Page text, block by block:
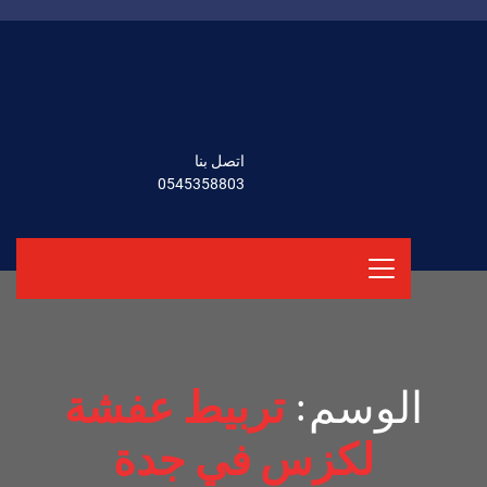
اتصل بنا
0545358803
الوسم:تربيط عفشة
لكزس في جدة